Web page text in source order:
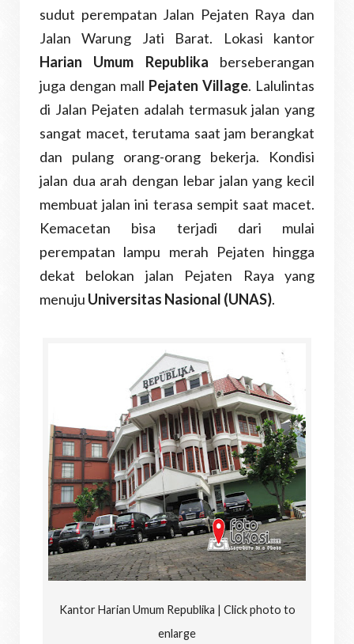
sudut perempatan Jalan Pejaten Raya dan
Jalan Warung Jati Barat. Lokasi kantor
Harian Umum Republika berseberangan
juga dengan mall Pejaten Village. Lalulintas
di Jalan Pejaten adalah termasuk jalan yang
sangat macet, terutama saat jam berangkat
dan pulang orang-orang bekerja. Kondisi
jalan dua arah dengan lebar jalan yang kecil
membuat jalan ini terasa sempit saat macet.
Kemacetan bisa terjadi dari mulai
perempatan lampu merah Pejaten hingga
dekat belokan jalan Pejaten Raya yang
menuju Universitas Nasional (UNAS).
Kantor Harian Umum Republika | Click photo to
enlarge